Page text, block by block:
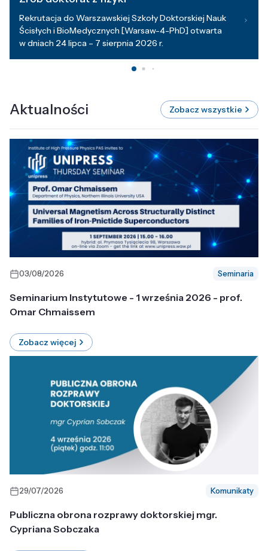
Rekrutacja do Warszawskiej Szkoły Doktorskiej Nauk
Ścisłych i BioMedycznych [Warsaw-4-PhD] otwarta
w dniach 24 lipca – 7 sierpnia 2026 r.
Aktualności Zobacz wszystkie
03/08/2026 Seminaria
Seminarium Instytutowe - 1 września 2026 - prof.
Omar Chmaissem
Zobacz więcej
29/07/2026 Komunikaty
Publiczna obrona rozprawy doktorskiej mgr.
Cypriana Sobczaka